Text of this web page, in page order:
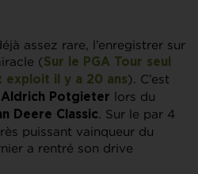
assez rare, l’enregistrer sur
(Sur le PGA Tour seul
exploit il y a 20 ans). C’est
Aldrich Potgieter lors du
Deere Classic. Sur le par 4
puissant vainqueur du
a rentré son drive